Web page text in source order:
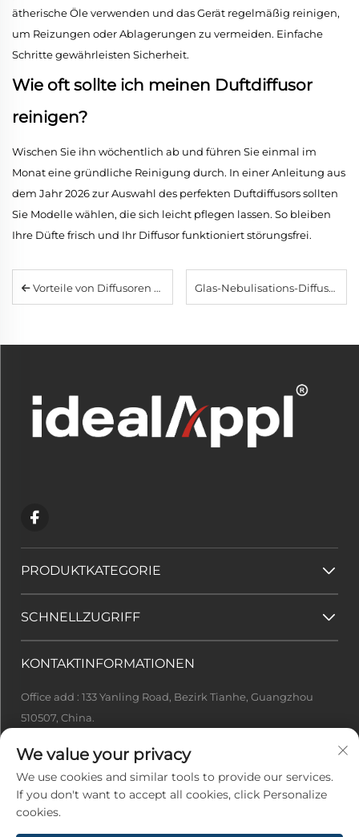
ätherische Öle verwenden und das Gerät regelmäßig reinigen,
um Reizungen oder Ablagerungen zu vermeiden. Einfache
Schritte gewährleisten Sicherheit.
Wie oft sollte ich meinen Duftdiffusor
reinigen?
Wischen Sie ihn wöchentlich ab und führen Sie einmal im
Monat eine gründliche Reinigung durch. In einer Anleitung aus
dem Jahr 2026 zur Auswahl des perfekten Duftdiffusors sollten
Sie Modelle wählen, die sich leicht pflegen lassen. So bleiben
Ihre Düfte frisch und Ihr Diffusor funktioniert störungsfrei.
Vorteile von Diffusoren aus Massivholz: Warum holzverkleidete Duftgeräte weltweit immer beliebter werden Glas-Nebulisations-Diffusoren: Der ultimative Leitfaden für reine, unverdünnte Aromatherapie zu Hause
PRODUKTKATEGORIE
SCHNELLZUGRIFF
KONTAKTINFORMATIONEN
Office add : 133 Yanling Road, Bezirk Tianhe, Guangzhou
510507, China.
+86-13922415049
We value your privacy
We use cookies and similar tools to provide our services.
If you don't want to accept all cookies, click Personalize
cookies.